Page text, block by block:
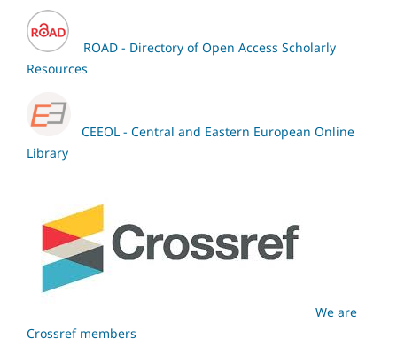
ROAD - Directory of Open Access Scholarly
Resources
CEEOL - Central and Eastern European Online
Library
We are
Crossref members